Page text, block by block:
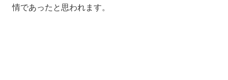
情であったと思われます。